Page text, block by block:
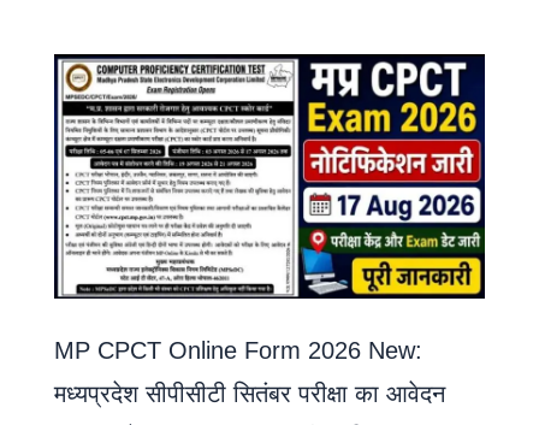
MP CPCT Online Form 2026 New:
मध्यप्रदेश सीपीसीटी सितंबर परीक्षा का आवेदन